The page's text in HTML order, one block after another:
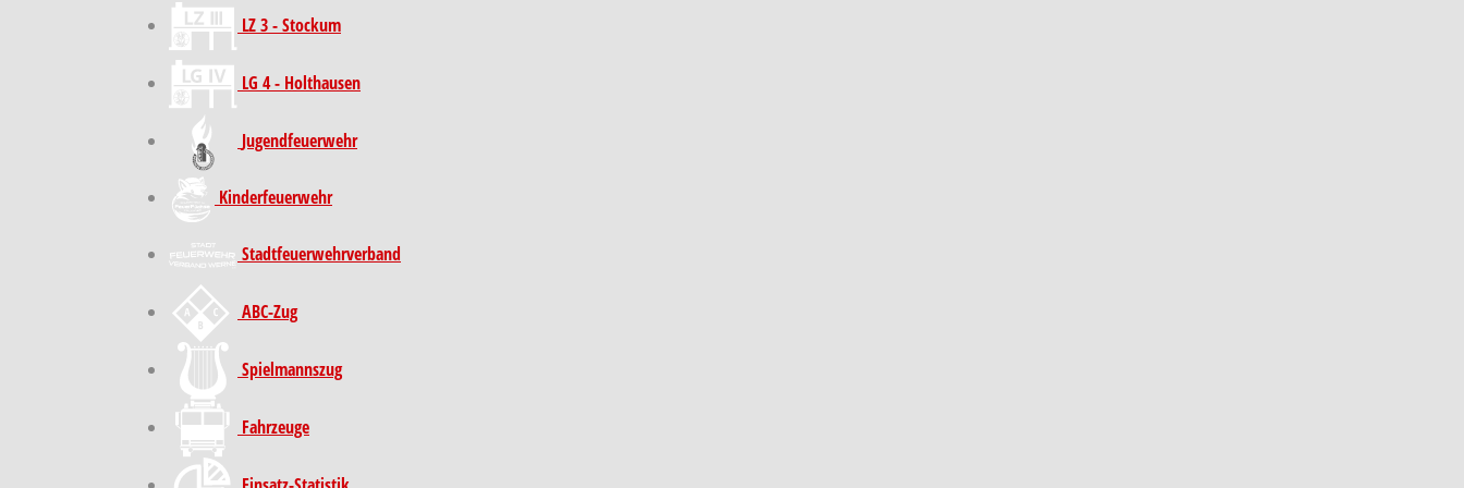
LZ 3 - Stockum
LG 4 - Holthausen
Jugendfeuerwehr
Kinder­feuer­wehr
Stadt­feuer­wehr­verband
ABC-Zug
Spielmannszug
Fahrzeuge